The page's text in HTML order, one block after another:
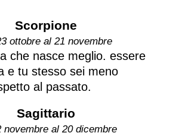
Scorpione
ottobre al 21 novembre
che nasce meglio. essere
e tu stesso sei meno
al passato.
Sagittario
novembre al 20 dicembre